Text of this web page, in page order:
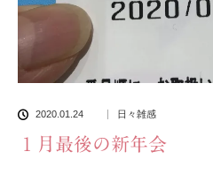
2020.01.24 日々雑感
１月最後の新年会